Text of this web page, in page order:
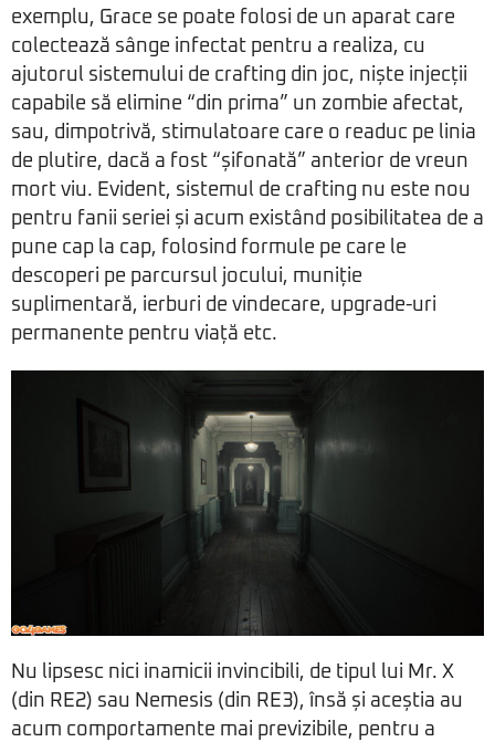
exemplu, Grace se poate folosi de un aparat care
colectează sânge infectat pentru a realiza, cu
ajutorul sistemului de crafting din joc, niște injecții
capabile să elimine “din prima” un zombie afectat,
sau, dimpotrivă, stimulatoare care o readuc pe linia
de plutire, dacă a fost “șifonată” anterior de vreun
mort viu. Evident, sistemul de crafting nu este nou
pentru fanii seriei și acum existând posibilitatea de a
pune cap la cap, folosind formule pe care le
descoperi pe parcursul jocului, muniție
suplimentară, ierburi de vindecare, upgrade-uri
permanente pentru viață etc.
Nu lipsesc nici inamicii invincibili, de tipul lui Mr. X
(din RE2) sau Nemesis (din RE3), însă și aceștia au
acum comportamente mai previzibile, pentru a